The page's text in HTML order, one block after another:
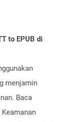
to EPUB di
menjamin
Baca